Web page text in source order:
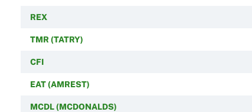
REX
TMR (TATRY)
CFI
EAT (AMREST)
MCDL (MCDONALDS)